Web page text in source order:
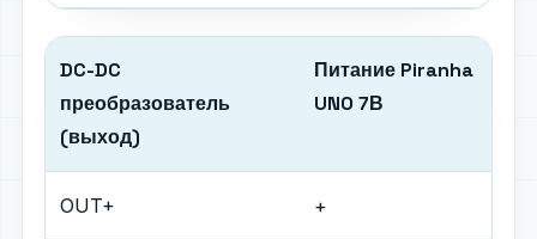
DC-DC
преобразователь
(выход)
Питание Piranha
UNO 7В
OUT+ +